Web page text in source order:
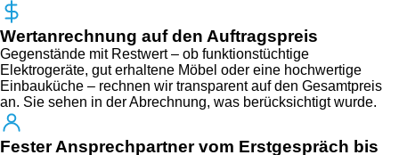
Wertanrechnung auf den Auftragspreis
Gegenstände mit Restwert – ob funktionstüchtige
Elektrogeräte, gut erhaltene Möbel oder eine hochwertige
Einbauküche – rechnen wir transparent auf den Gesamtpreis
an. Sie sehen in der Abrechnung, was berücksichtigt wurde.
Fester Ansprechpartner vom Erstgespräch bis